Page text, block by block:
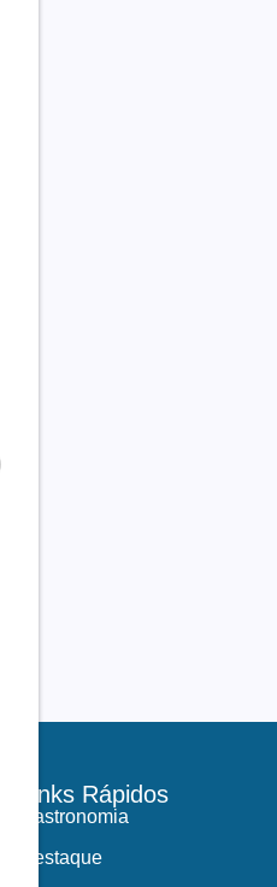
Links Rápidos
Gastronomia
Destaque